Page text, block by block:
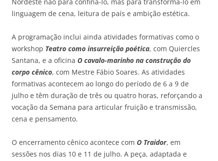
Nordeste não para confiná-lo, mas para transformá-lo em
linguagem de cena, leitura de país e ambição estética.
A programação inclui ainda atividades formativas como o
workshop Teatro como insurreição poética, com Quiercles
Santana, e a oficina O cavalo-marinho na construção do
corpo cênico, com Mestre Fábio Soares. As atividades
formativas acontecem ao longo do período de 6 a 9 de
julho e têm duração de três ou quatro horas, reforçando a
vocação da Semana para articular fruição e transmissão,
cena e pensamento.
O encerramento cênico acontece com O Traidor, em
sessões nos dias 10 e 11 de julho. A peça, adaptada e